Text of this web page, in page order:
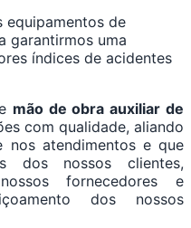
equipamentos de
garantirmos uma
índices de acidentes
mão de obra auxiliar de
com qualidade, aliando
nos atendimentos e que
dos nossos clientes,
fornecedores e
dos nossos